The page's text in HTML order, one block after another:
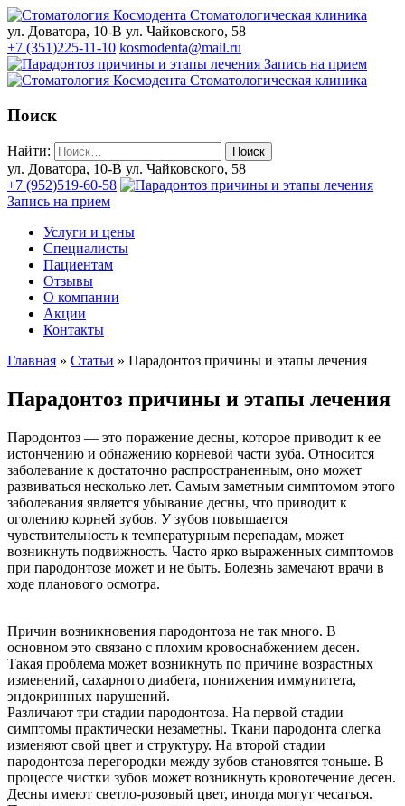
Стоматологическая клиника
ул. Доватора, 10-В ул. Чайковского, 58
+7 (351)225-11-10 kosmodenta@mail.ru
Запись на прием
Стоматологическая клиника
Поиск
Найти:
ул. Доватора, 10-В ул. Чайковского, 58
+7 (952)519-60-58
Запись на прием
Услуги и цены
Специалисты
Пациентам
Отзывы
О компании
Акции
Контакты
Главная » Статьи » Парадонтоз причины и этапы лечения
Парадонтоз причины и этапы лечения
Пародонтоз — это поражение десны, которое приводит к ее
истончению и обнажению корневой части зуба. Относится
заболевание к достаточно распространенным, оно может
развиваться несколько лет. Самым заметным симптомом этого
заболевания является убывание десны, что приводит к
оголению корней зубов. У зубов повышается
чувствительность к температурным перепадам, может
возникнуть подвижность. Часто ярко выраженных симптомов
при пародонтозе может и не быть. Болезнь замечают врачи в
ходе планового осмотра.
Причин возникновения пародонтоза не так много. В
основном это связано с плохим кровоснабжением десен.
Такая проблема может возникнуть по причине возрастных
изменений, сахарного диабета, понижения иммунитета,
эндокринных нарушений.
Различают три стадии пародонтоза. На первой стадии
симптомы практически незаметны. Ткани пародонта слегка
изменяют свой цвет и структуру. На второй стадии
пародонтоза перегородки между зубов становятся тоньше. В
процессе чистки зубов может возникнуть кровотечение десен.
Десны имеют светло-розовый цвет, иногда могут чесаться.